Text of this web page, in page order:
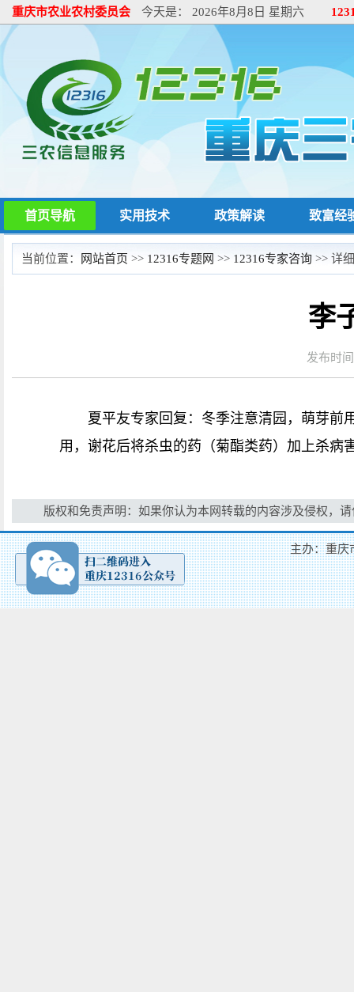
重庆市农业农村委员会 今天是： 2026年8月8日 星期六
首页导航 实用技术 政策解读 致富经
当前位置： 网站首页 >> 12316专题网 >> 12316专家咨询 >> 详
李
发布时
夏平友专家回复：冬季注意清园，萌芽前
用，谢花后将杀虫的药（菊酯类药）加上杀病
版权和免责声明：如果你认为本网转载的内容涉及侵权，请
主办：重庆